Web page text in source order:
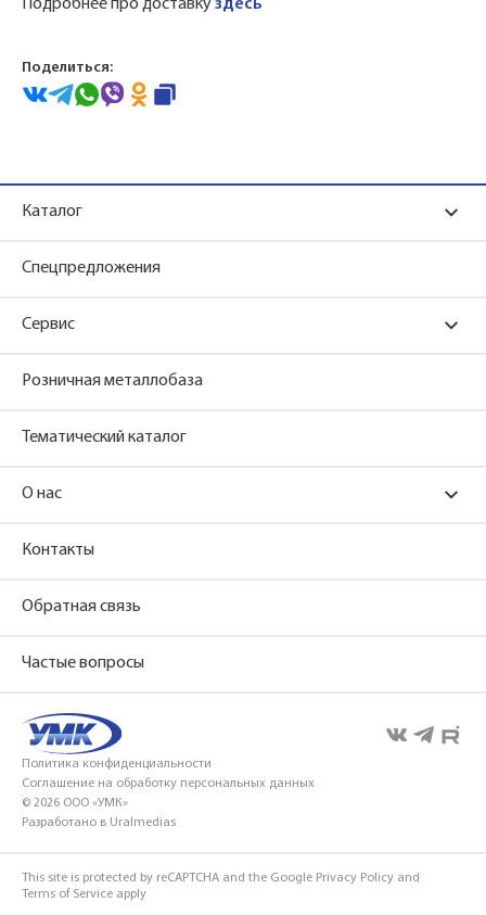
Подробнее про доставкуздесь
Поделиться:
Каталог
Спецпредложения
Сервис
Розничная металлобаза
Тематический каталог
О нас
Контакты
Обратная связь
Частые вопросы
Политика конфиденциальности
Соглашение на обработку персональных данных
© 2026 ООО «УМК»
Разработано в Uralmedias
This site is protected by reCAPTCHA and the Google Privacy Policy and
Terms of Service apply